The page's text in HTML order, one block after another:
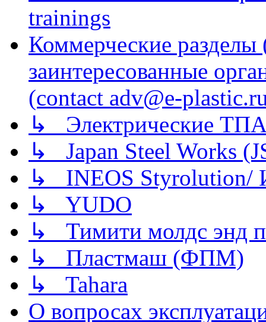
trainings
Коммерческие
заинтересованные
(contact adv@e-
↳ Электрические
↳ Japan Steel Works
↳ INEOS
↳ YUDO
↳ Тимити молдс энд
↳ Пластмаш (ФПМ)
↳ Tahara
О вопросах